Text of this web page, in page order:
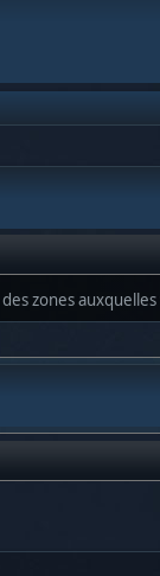
zones auxquelles